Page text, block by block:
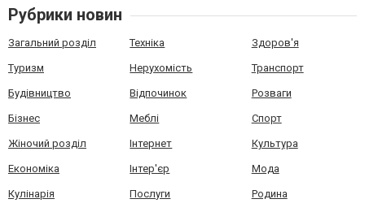
Рубрики новин
Загальний розділ Техніка Здоров'я
Туризм Нерухомість Транспорт
Будівництво Відпочинок Розваги
Бізнес Меблі Спорт
Жіночий розділ Інтернет Культура
Економіка Інтер'єр Мода
Кулінарія Послуги Родина